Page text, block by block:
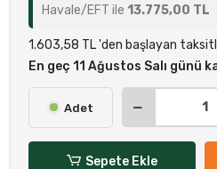
Havale/EFT ile 13.775,00 TL
1.603,58 TL 'den başlayan
En geç 11 Ağustos Salı günü
Adet
Sepete Ekle